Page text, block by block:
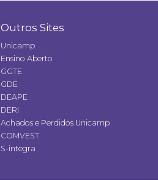
Outros Sites
Unicamp
Ensino Aberto
GGTE
GDE
DEAPE
DERI
Achados e Perdidos Unicamp
COMVEST
S-integra